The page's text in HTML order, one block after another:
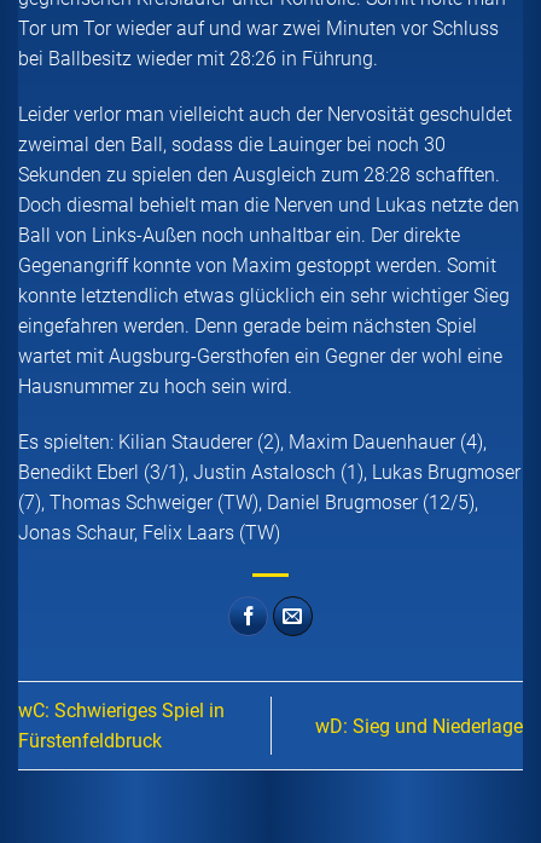
Tor um Tor wieder auf und war zwei Minuten vor Schluss
bei Ballbesitz wieder mit 28:26 in Führung.
Leider verlor man vielleicht auch der Nervosität geschuldet
zweimal den Ball, sodass die Lauinger bei noch 30
Sekunden zu spielen den Ausgleich zum 28:28 schafften.
Doch diesmal behielt man die Nerven und Lukas netzte den
Ball von Links-Außen noch unhaltbar ein. Der direkte
Gegenangriff konnte von Maxim gestoppt werden. Somit
konnte letztendlich etwas glücklich ein sehr wichtiger Sieg
eingefahren werden. Denn gerade beim nächsten Spiel
wartet mit Augsburg-Gersthofen ein Gegner der wohl eine
Hausnummer zu hoch sein wird.
Es spielten: Kilian Stauderer (2), Maxim Dauenhauer (4),
Benedikt Eberl (3/1), Justin Astalosch (1), Lukas Brugmoser
(7), Thomas Schweiger (TW), Daniel Brugmoser (12/5),
Jonas Schaur, Felix Laars (TW)
wC: Schwieriges Spiel in
Fürstenfeldbruck
wD: Sieg und Niederlage